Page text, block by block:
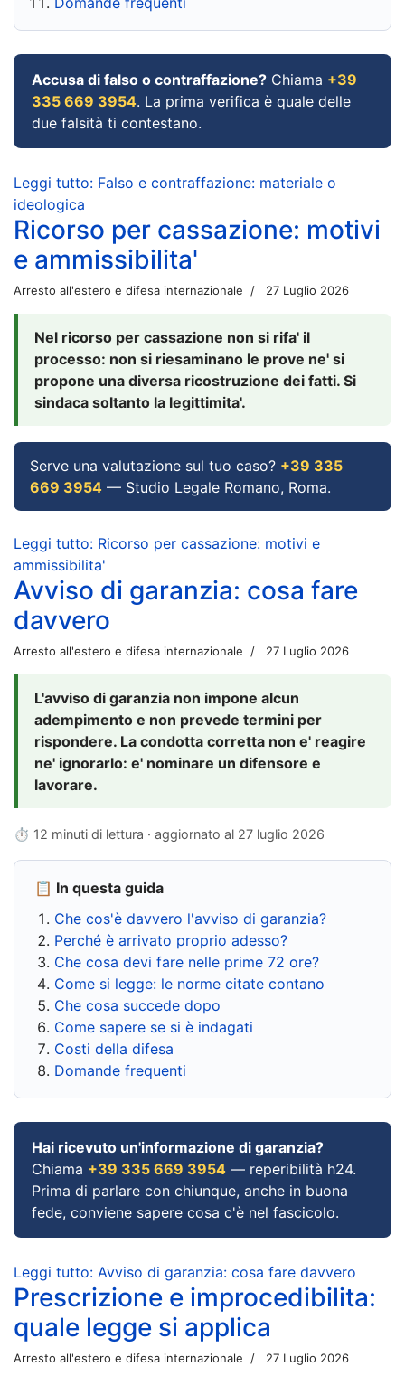
Accusa di falso o contraffazione? Chiama +39
335 669 3954. La prima verifica è quale delle
due falsità ti contestano.
Leggi tutto: Falso e contraffazione: materiale o
ideologica
Ricorso per cassazione: motivi
e ammissibilita'
Arresto all'estero e difesa internazionale 27 Luglio 2026
Nel ricorso per cassazione non si rifa' il
processo: non si riesaminano le prove ne' si
propone una diversa ricostruzione dei fatti. Si
sindaca soltanto la legittimita'.
Serve una valutazione sul tuo caso? +39 335
669 3954 — Studio Legale Romano, Roma.
Leggi tutto: Ricorso per cassazione: motivi e
ammissibilita'
Avviso di garanzia: cosa fare
davvero
Arresto all'estero e difesa internazionale 27 Luglio 2026
L'avviso di garanzia non impone alcun
adempimento e non prevede termini per
rispondere. La condotta corretta non e' reagire
ne' ignorarlo: e' nominare un difensore e
lavorare.
⏱ 12 minuti di lettura · aggiornato al 27 luglio 2026
📋 In questa guida
Che cos'è davvero l'avviso di garanzia?
Perché è arrivato proprio adesso?
Che cosa devi fare nelle prime 72 ore?
Come si legge: le norme citate contano
Che cosa succede dopo
Come sapere se si è indagati
Costi della difesa
Domande frequenti
Hai ricevuto un'informazione di garanzia?
Chiama +39 335 669 3954 — reperibilità h24.
Prima di parlare con chiunque, anche in buona
fede, conviene sapere cosa c'è nel fascicolo.
Leggi tutto: Avviso di garanzia: cosa fare davvero
Prescrizione e improcedibilita:
quale legge si applica
Arresto all'estero e difesa internazionale 27 Luglio 2026